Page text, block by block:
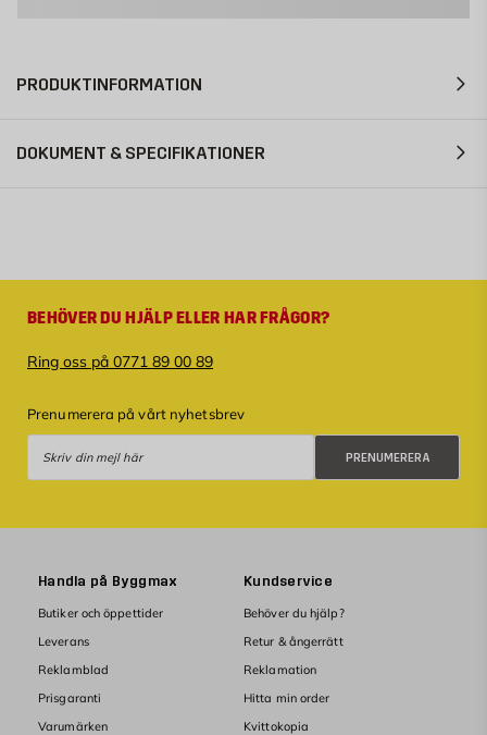
PRODUKTINFORMATION
DOKUMENT & SPECIFIKATIONER
BEHÖVER DU HJÄLP ELLER HAR FRÅGOR?
Ring oss på 0771 89 00 89
Prenumerera på vårt nyhetsbrev
PRENUMERERA
Handla på Byggmax
Butiker och öppettider
Leverans
Reklamblad
Prisgaranti
Varumärken
Kundservice
Behöver du hjälp?
Retur & ångerrätt
Reklamation
Hitta min order
Kvittokopia